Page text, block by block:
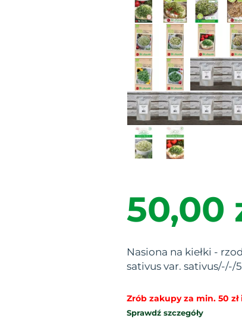
50,00
Nasiona na kiełki -
sativus var. sativus/-/-/
Zrób zakupy za min. 50
Sprawdź szczegóły